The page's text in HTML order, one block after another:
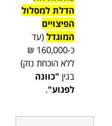
הדלת למסלול
הפיצויים
המוגדל (עד
כ-160,000 ₪
ללא הוכחת נזק)
בגין "כוונה
לפגוע".